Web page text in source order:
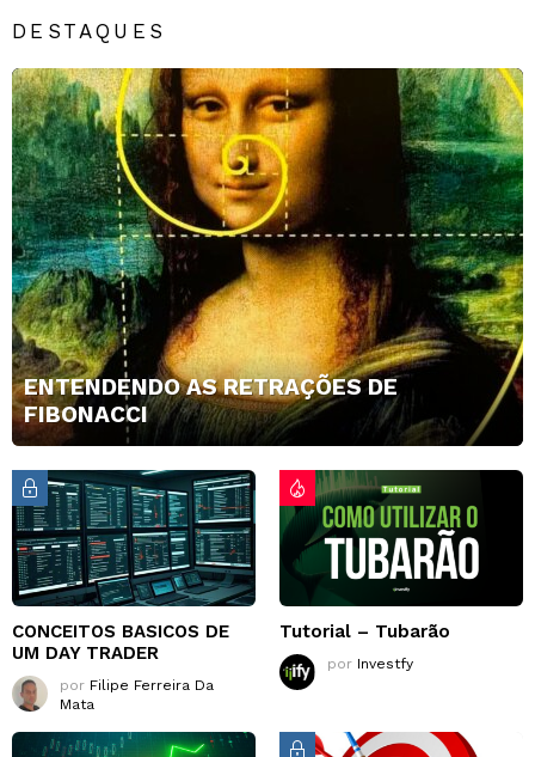
DESTAQUES
ENTENDENDO AS RETRAÇÕES DE
FIBONACCI
CONCEITOS BASICOS DE
UM DAY TRADER
por Filipe Ferreira Da
Mata
Tutorial – Tubarão
por Investfy